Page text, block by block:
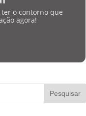
o contorno que
agora!
Pesquisar